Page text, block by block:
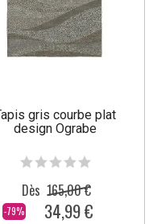
gris courbe plat
design Ograbe
-79%
Dès 165,00 €
34,99 €